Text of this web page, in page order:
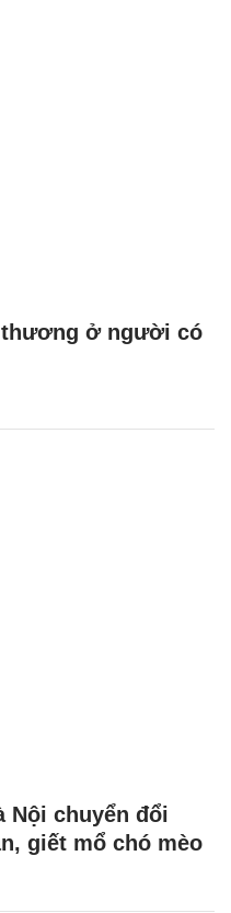
ở người có
Nội chuyển đổi
giết mổ chó mèo